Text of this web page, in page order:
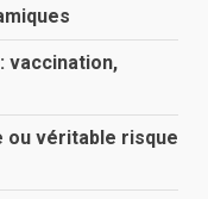
vaccination,
ou véritable risque